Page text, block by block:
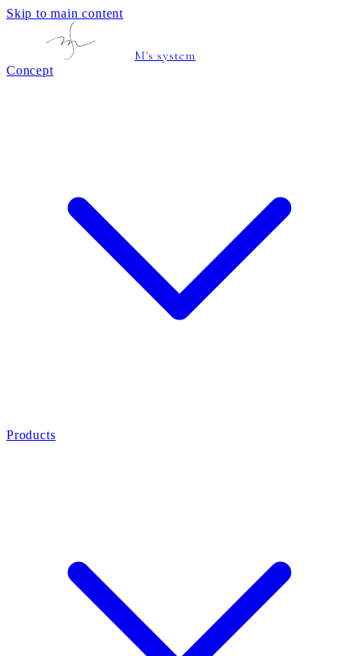
Skip to main content
M's system
Concept
Products